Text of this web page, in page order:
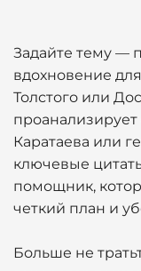
Задайте тему —
вдохновение
Толстого или
Каратаева или
ключевые
помощник,
четкий план и
Больше не